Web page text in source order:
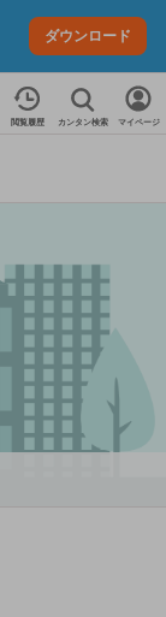
ダウンロード
閲覧履歴 カンタン検索 マイページ